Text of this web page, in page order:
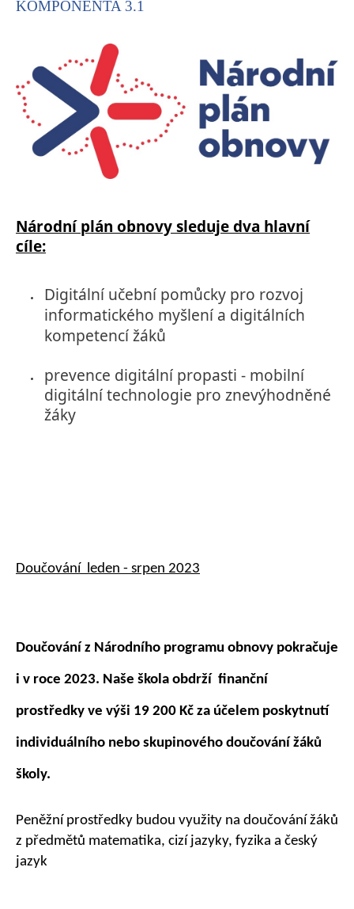
KOMPONENTA 3.1
Národní plán obnovy sleduje dva hlavní
cíle:
Digitální učební pomůcky pro rozvoj
informatického myšlení a digitálních
kompetencí žáků
prevence digitální propasti - mobilní
digitální technologie pro znevýhodněné
žáky
Doučování leden - srpen 2023
Doučování z Národního programu obnovy pokračuje
i v roce 2023. Naše škola obdrží finanční
prostředky ve výši 19 200 Kč za účelem poskytnutí
individuálního nebo skupinového doučování žáků
školy.
Peněžní prostředky budou využity na doučování žáků
z předmětů matematika, cizí jazyky, fyzika a český
jazyk